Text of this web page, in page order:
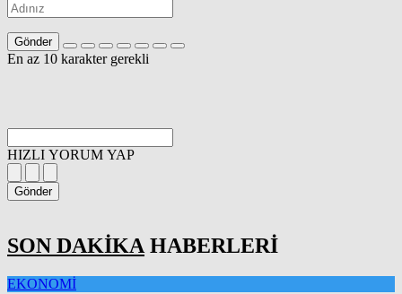
Gönder
En az 10 karakter gerekli
HIZLI YORUM YAP
Gönder
SON DAKİKAHABERLERİ
EKONOMİ